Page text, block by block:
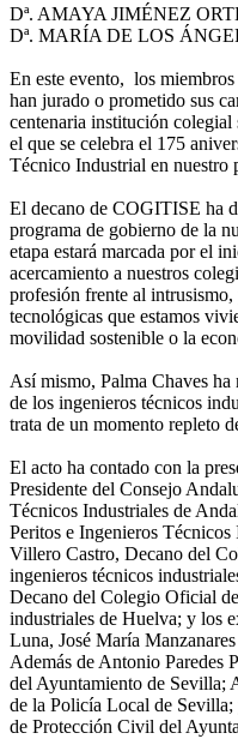
Dª. AMAYA JIMÉNEZ
Dª. MARÍA DE LOS
En este evento, los
han jurado o prometido sus
centenaria institución
el que se celebra el 175
Técnico Industrial en nuestro
El decano de COGITISE ha
programa de gobierno de la
etapa estará marcada por el
acercamiento a nuestros
profesión frente al intrusismo,
tecnológicas que estamos
movilidad sostenible o la
Así mismo, Palma Chaves
de los ingenieros técnicos
trata de un momento repleto
El acto ha contado con la
Presidente del Consejo
Técnicos Industriales de
Peritos e Ingenieros
Villero Castro, Decano del
ingenieros técnicos
Decano del Colegio Oficial
industriales de Huelva; y los
Luna, José María
Además de Antonio Paredes
del Ayuntamiento de Sevilla;
de la Policía Local de Sevilla;
de Protección Civil del